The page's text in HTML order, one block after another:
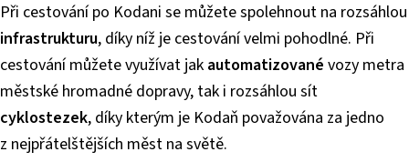
Při cestování po Kodani se můžete spolehnout na rozsáhlou
infrastrukturu, díky níž je cestování velmi pohodlné. Při
cestování můžete využívat jak automatizované vozy metra
městské hromadné dopravy, tak i rozsáhlou sít
cyklostezek, díky kterým je Kodaň považována za jedno
z nejpřátelštějších měst na světě.